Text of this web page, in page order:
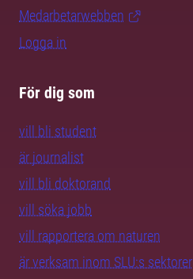
Medarbetarwebben
Logga in
För dig som
vill bli student
är journalist
vill bli doktorand
vill söka jobb
vill rapportera om naturen
är verksam inom SLU:s sektorer